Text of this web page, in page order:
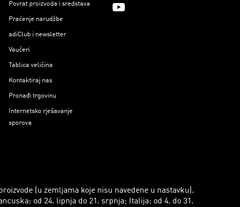
Povrat proizvoda i sredstava
Praćenje narudžbe
adiClub i newsletter
Vaučeri
Tablica veličina
Kontaktiraj nas
Pronađi trgovinu
Internetsko rješavanje
sporova
(u zemljama koje nisu navedene u nastavku).
od 24. lipnja do 21. srpnja; Italija: od 4. do 31.